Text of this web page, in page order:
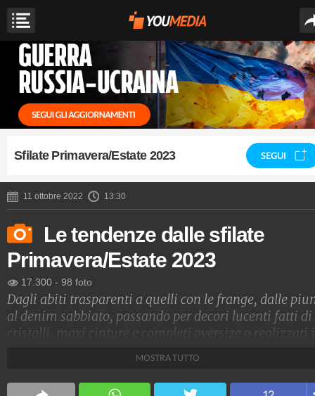
Sfilate Primavera/Estate 2023 SEGUI
11 ottobre 2022 13:30
Le tendenze dalle sfilate
Primavera/Estate 2023
17.300 - 98 foto
Dagli abiti trasparenti a quelli con le frange, dalle
al denim sabbiato, passando per decori lucenti fatti di
cristalli, maxi cinture e completi oversize o realizzati
Milano, Parigi, Londra e New York.
MOSTRA TUTTO